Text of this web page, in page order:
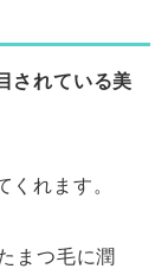
されている美
くれます。
まつ毛に潤